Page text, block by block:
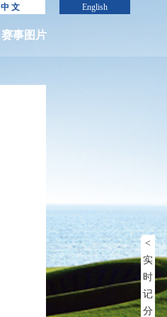
English
中 文
赛事图片
<
实
时
记
分